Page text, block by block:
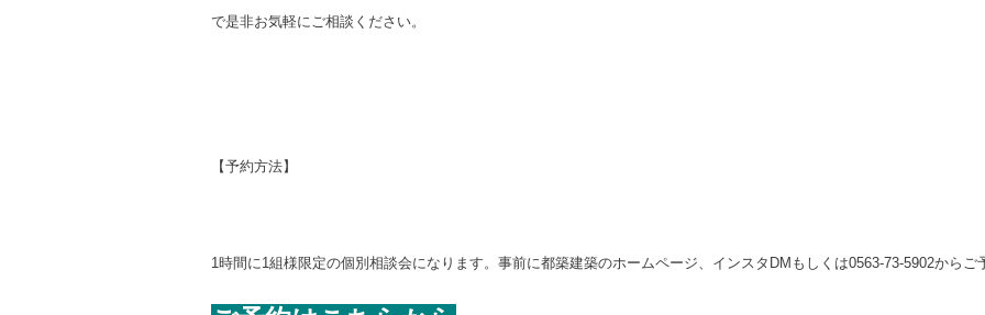
で是非お気軽にご相談ください。
【予約方法】
1時間に1組様限定の個別相談会になります。 事前に都築建築のホームページ、インスタ DM もしくは0563-73-5902からご